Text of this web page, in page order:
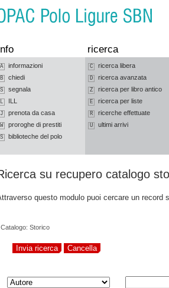
ricerca
A informazioni
B chiedi
S segnala
L ILL
J prenota da casa
W proroghe di prestiti
S biblioteche del polo
C ricerca libera
D ricerca avanzata
Z ricerca per libro antico
E ricerca per liste
R ricerche effettuate
U ultimi arrivi
su recupero catalogo
questo modulo puoi cercare un record
Catalogo: Storico